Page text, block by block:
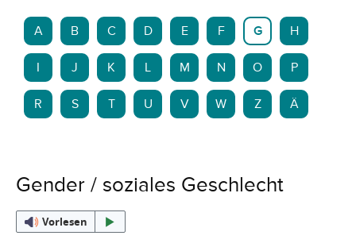
A B C D E F G H
J K L M N O P
R S T U V W Z Ä
Gender / soziales Geschlecht
Vorlesen